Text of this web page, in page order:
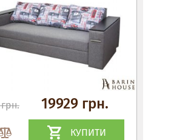
19929 грн.
КУПИТИ